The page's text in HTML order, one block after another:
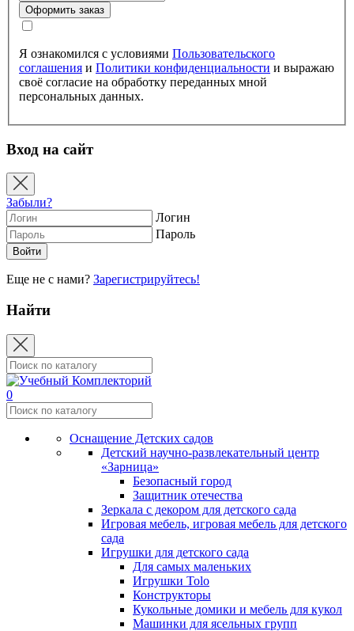
Я ознакомился с условиями Пользовательского
соглашения и Политики конфиденциальности и выражаю
своё согласие на обработку переданных мной
персональных данных.
Вход на сайт
Забыли?
Логин
Пароль
Еще не с нами? Зарегистрируйтесь!
Найти
0
Оснащение Детских садов
Детский научно-развлекательный центр
«Зарница»
Безопасный город
Защитник отечества
Зеркала с декором для детского сада
Игровая мебель, игровая мебель для детского
сада
Игрушки для детского сада
Для самых маленьких
Игрушки Tolo
Конструкторы
Кукольные домики и мебель для кукол
Машинки для ясельных групп